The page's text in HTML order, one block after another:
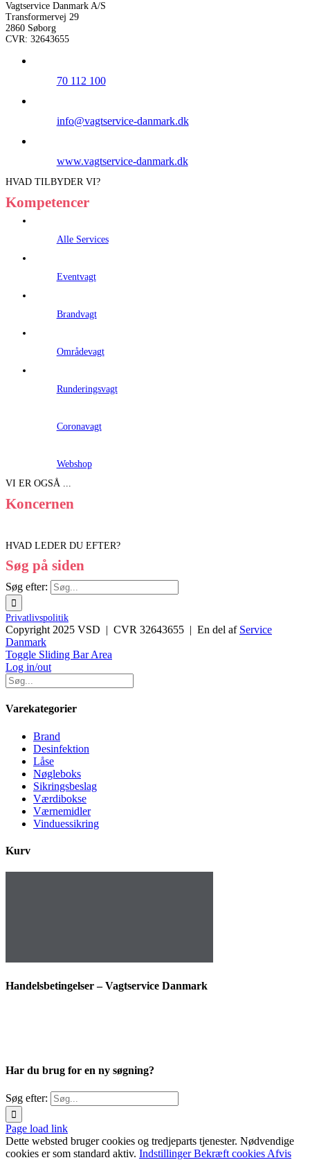
Vagtservice Danmark A/S
Transformervej 29
2860 Søborg
CVR: 32643655
70 112 100
info@vagtservice-danmark.dk
www.vagtservice-danmark.dk
HVAD TILBYDER VI?
Kompetencer
Alle Services
Eventvagt
Brandvagt
Områdevagt
Runderingsvagt
Coronavagt
Webshop
VI ER OGSÅ ...
Koncernen
HVAD LEDER DU EFTER?
Søg på siden
Søg efter:
Privatlivspolitik
Copyright 2025 VSD | CVR 32643655 | En del af Service
Danmark
Toggle Sliding Bar Area
Log in/out
Varekategorier
Brand
Desinfektion
Låse
Nøgleboks
Sikringsbeslag
Værdibokse
Værnemidler
Vinduessikring
Kurv
Handelsbetingelser – Vagtservice Danmark
Har du brug for en ny søgning?
Søg efter:
Page load link
Dette websted bruger cookies og tredjeparts tjenester. Nødvendige
cookies er som standard aktiv. IndstillingerBekræft cookies Afvis